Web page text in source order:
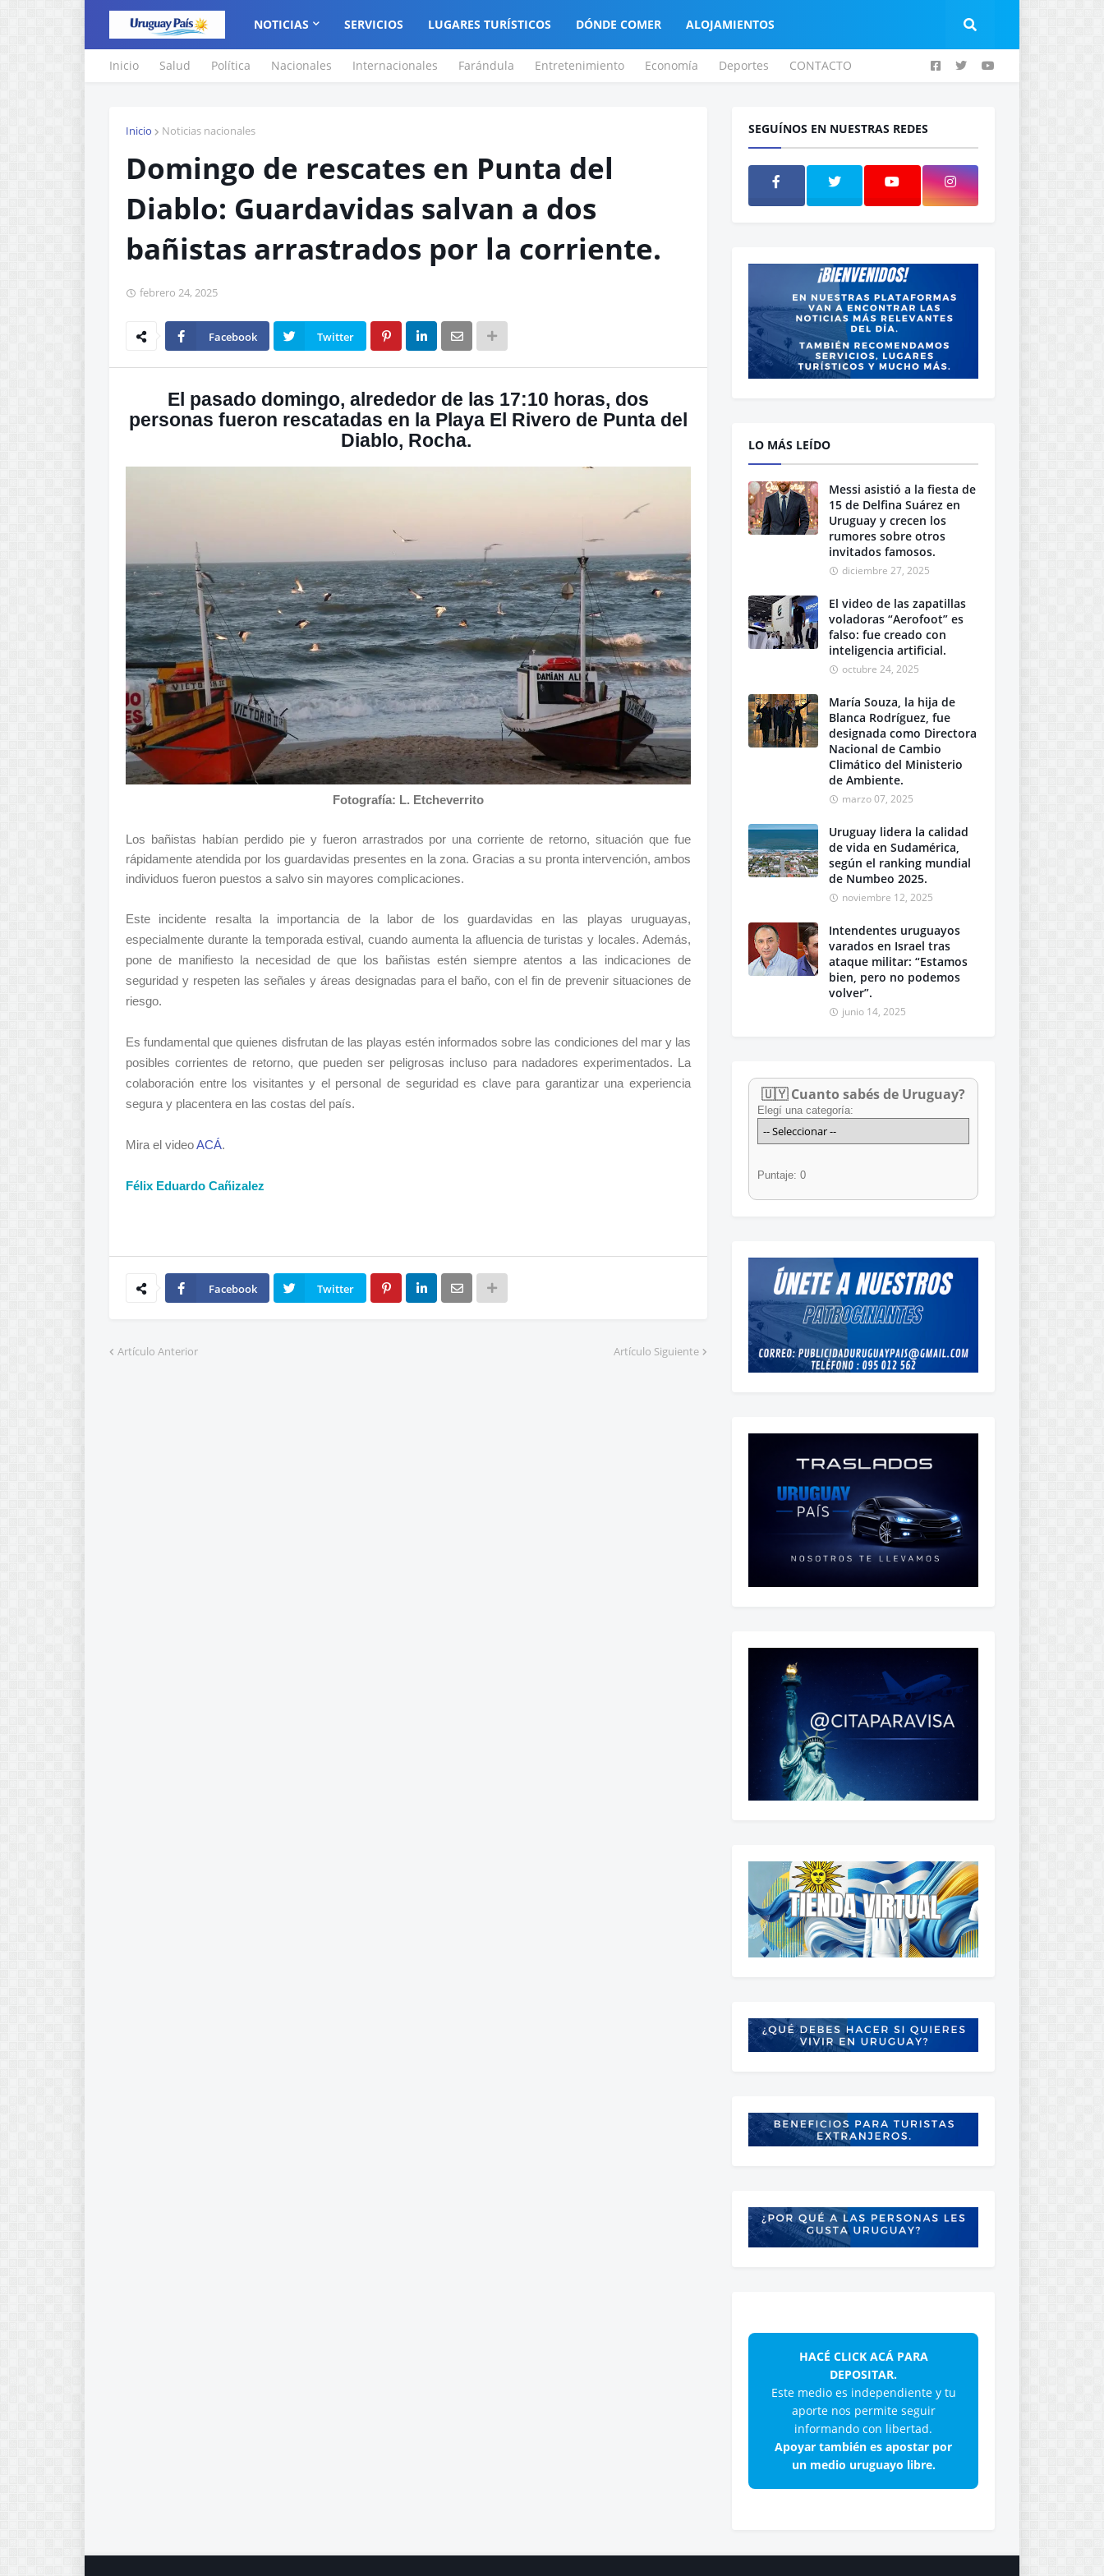
NOTICIAS SERVICIOS LUGARES TURÍSTICOS DÓNDE COMER ALOJAMIENTOS
Inicio Salud Política Nacionales Internacionales Farándula Entretenimiento Economía Deportes CONTACTO
Inicio Noticias nacionales
Domingo de rescates en Punta del
Diablo: Guardavidas salvan a dos
bañistas arrastrados por la corriente.
febrero 24, 2025
Facebook Twitter
El pasado domingo, alrededor de las 17:10 horas, dos
personas fueron rescatadas en la Playa El Rivero de Punta del
Diablo, Rocha.
Fotografía: L. Etcheverrito
Los bañistas habían perdido pie y fueron arrastrados por una corriente de retorno, situación que fue
rápidamente atendida por los guardavidas presentes en la zona. Gracias a su pronta intervención, ambos
individuos fueron puestos a salvo sin mayores complicaciones.
Este incidente resalta la importancia de la labor de los guardavidas en las playas uruguayas,
especialmente durante la temporada estival, cuando aumenta la afluencia de turistas y locales. Además,
pone de manifiesto la necesidad de que los bañistas estén siempre atentos a las indicaciones de
seguridad y respeten las señales y áreas designadas para el baño, con el fin de prevenir situaciones de
riesgo.
Es fundamental que quienes disfrutan de las playas estén informados sobre las condiciones del mar y las
posibles corrientes de retorno, que pueden ser peligrosas incluso para nadadores experimentados. La
colaboración entre los visitantes y el personal de seguridad es clave para garantizar una experiencia
segura y placentera en las costas del país.
Mira el videoACÁ.
Félix Eduardo Cañizalez
Facebook Twitter
Artículo Anterior Artículo Siguiente
SEGUÍNOS EN NUESTRAS REDES
LO MÁS LEÍDO
Messi asistió a la fiesta de
15 de Delfina Suárez en
Uruguay y crecen los
rumores sobre otros
invitados famosos.
diciembre 27, 2025
El video de las zapatillas
voladoras “Aerofoot” es
falso: fue creado con
inteligencia artificial.
octubre 24, 2025
María Souza, la hija de
Blanca Rodríguez, fue
designada como Directora
Nacional de Cambio
Climático del Ministerio
de Ambiente.
marzo 07, 2025
Uruguay lidera la calidad
de vida en Sudamérica,
según el ranking mundial
de Numbeo 2025.
noviembre 12, 2025
Intendentes uruguayos
varados en Israel tras
ataque militar: “Estamos
bien, pero no podemos
volver”.
junio 14, 2025
🇺🇾 Cuanto sabés de Uruguay?
Elegí una categoría:
Puntaje: 0
HACÉ CLICK ACÁ PARA
DEPOSITAR.
Este medio es independiente y tu
aporte nos permite seguir
informando con libertad.
Apoyar también es apostar por
un medio uruguayo libre.